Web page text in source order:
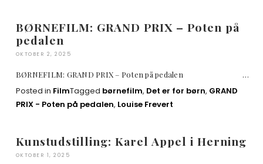
BØRNEFILM: GRAND PRIX – Poten på
pedalen
OKTOBER 2, 2025
BØRNEFILM: GRAND PRIX – Poten på pedalen …
Posted in FilmTagged børnefilm, Det er for børn, GRAND
PRIX - Poten på pedalen, Louise Frevert
Kunstudstilling: Karel Appel i Herning
OKTOBER 1, 2025